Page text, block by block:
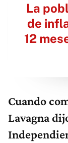
La
de
12
Cuando
Lavagna